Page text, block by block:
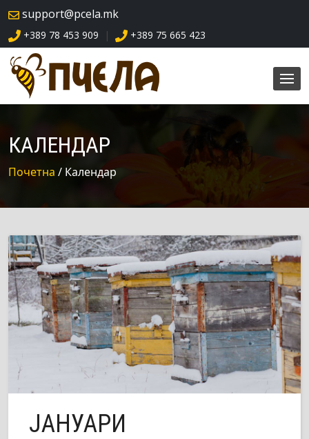
skip
navigation
support@pcela.mk
+389 78 453 909 | +389 75 665 423
КАЛЕНДАР
Почетна / Календар
ЈАНУАРИ